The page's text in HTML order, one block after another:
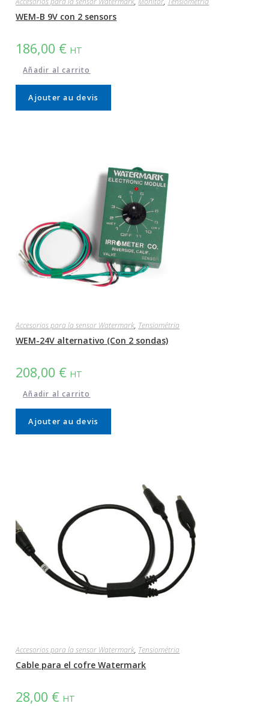
WEM-B 9V con 2 sensors
186,00 € HT
Añadir al carrito
Ajouter au devis
Accesorios para la sensor Watermark, Tensiométria
WEM-24V alternativo (Con 2 sondas)
208,00 € HT
Añadir al carrito
Ajouter au devis
Accesorios para la sensor Watermark, Tensiométria
Cable para el cofre Watermark
28,00 € HT